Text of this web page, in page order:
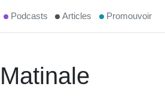
Podcasts Articles Promouvoir